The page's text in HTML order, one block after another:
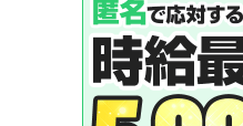
は、皆加入の健康保険組合
すが。あとは、
地域コミュニティで農業を
ています。たとえば米国で